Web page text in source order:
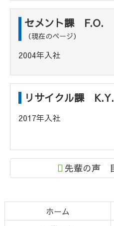
セメント課 F.O.
（現在のページ）
2004年入社
リサイクル課 K.Y.
2017年入社
先輩の声
ン
ー
ホーム